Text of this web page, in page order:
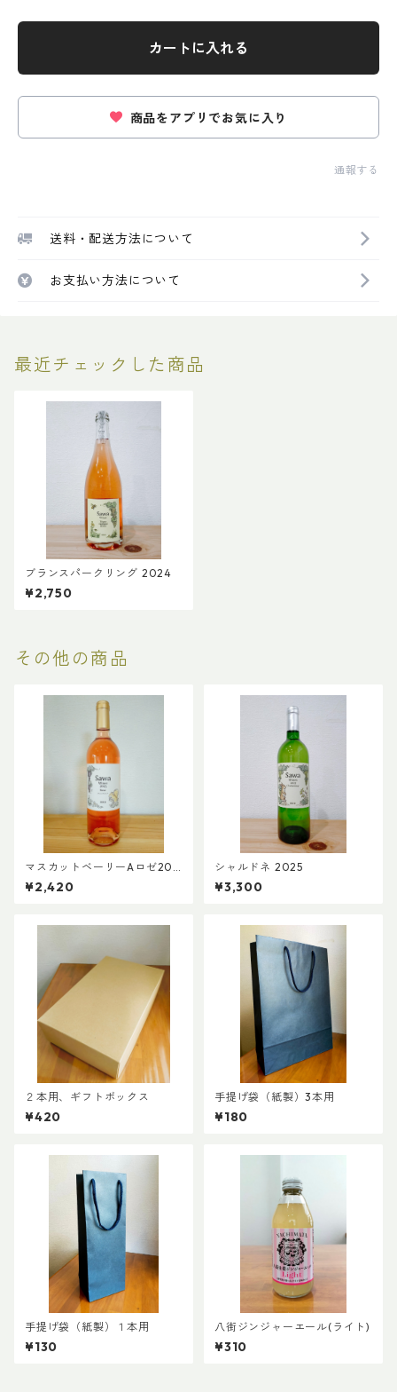
カートに入れる
商品をアプリでお気に入り
通報する
送料・配送方法について
お支払い方法について
最近チェックした商品
ブランスパークリング 2024
¥2,750
その他の商品
マスカットベーリーAロゼ202
5
¥2,420
シャルドネ 2025
¥3,300
２本用、ギフトボックス
¥420
手提げ袋（紙製）3本用
¥180
手提げ袋（紙製）１本用
¥130
八街ジンジャーエール(ライト)
¥310